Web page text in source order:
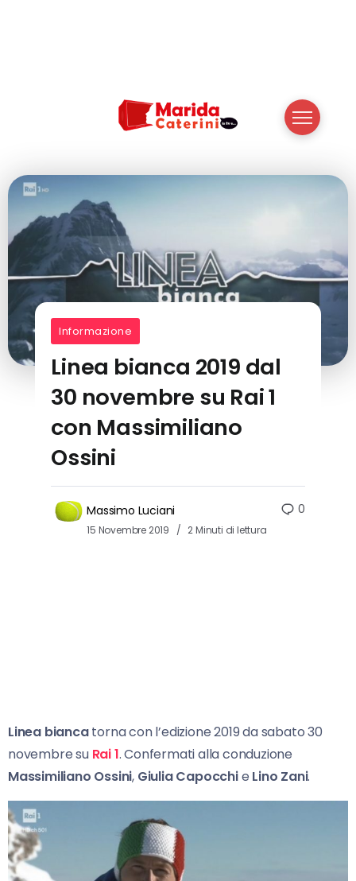
Informazione
Linea bianca 2019 dal
30 novembre su Rai 1
con Massimiliano
Ossini
Massimo Luciani
15 Novembre 2019 2 Minuti di lettura
0
Linea biancatorna con l’edizione 2019 da sabato 30
novembre su Rai 1. Confermati alla conduzione
Massimiliano Ossini, Giulia Capocchie Lino Zani.